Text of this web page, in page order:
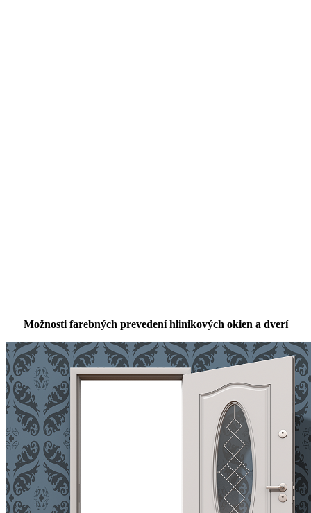
Možnosti farebných prevedení hlinikových okien a dverí